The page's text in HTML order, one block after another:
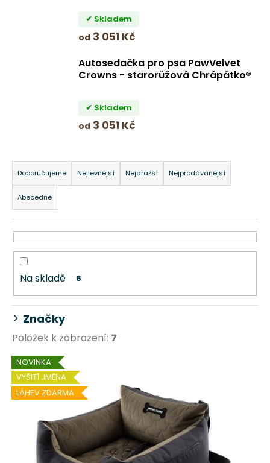
Skladem
od 3 051 Kč
Autosedačka pro psa PawVelvet
Crowns - starorůžová Chrápátko®
Skladem
od 3 051 Kč
Ř
a
z
e
n
í
p
o
d
u
k
t
ů
Doporučujeme Nejlevnější Nejdražší Nejprodávanější
Abecedně
Na skladě 6
Značky
Položek k zobrazení: 7
V
ý
p
NOVINKA
VYŠITÍ JMÉNA
LÁHEV ZDARMA
Kč